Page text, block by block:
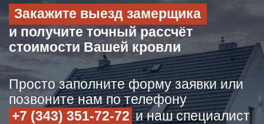
Закажите выезд замерщика
и получите точный рассчёт
стоимости Вашей кровли
Просто заполните форму заявки или
позвоните нам по телефону
+7 (343) 351-72-72 и наш специалист